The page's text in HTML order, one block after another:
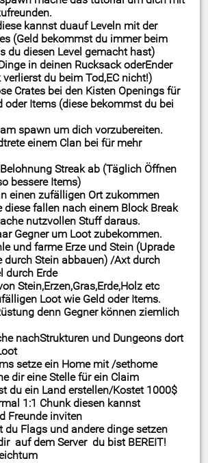
kannst duauf Leveln mit der
(Geld bekommst du immer beim
du diesen Level gemacht hast)
in deinen Rucksack oderEnder
du beim Tod,EC nicht!)
Crates bei den Kisten Openings für
oder Items (diese bekommst du bei
spawn um dich vorzubereiten.
treteeinem Clan bei für mehr
Streak ab (Täglich Öffnen
bessere Items)
einen zufälligen Ort zukommen
diese fallen nach einem Block Break
nutzvollen Stuff daraus.
Gegner um Loot zubekommen.
und farme Erze und Stein (Uprade
durch Stein abbauen) /Axt durch
durch Erde
Stein,Erzen,Gras,Erde,Holz etc
Loot wie Geld oder Items.
denn Gegner können ziemlich
nachStrukturen und Dungeons dort
setze ein Home mit /sethome
dir eine Stelle für ein Claim
du ein Land erstellen/Kostet 1000$
1:1 Chunk diesen kannst
Freunde inviten
Flags und andere dinge setzen
auf dem Server du bist BEREIT!